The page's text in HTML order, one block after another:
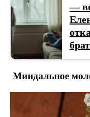
—
Миндальное